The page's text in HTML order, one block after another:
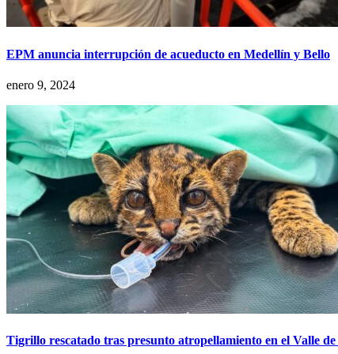
EPM anuncia interrupción de acueducto en Medellín y Bello
enero 9, 2024
Tigrillo rescatado tras presunto atropellamiento en el Valle